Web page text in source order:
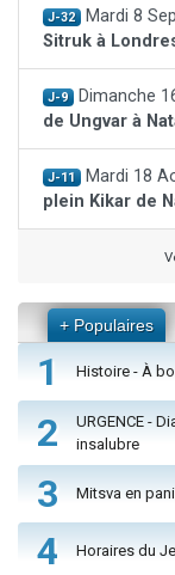
J-32 Mardi 8
Sitruk à
J-9 Dimanche
de Ungvar à
J-11 Mardi 18
plein Kikar de
+ Populaires
1 Histoire - À
2
URGENCE -
insalubre
3 Mitsva en
4 Horaires du